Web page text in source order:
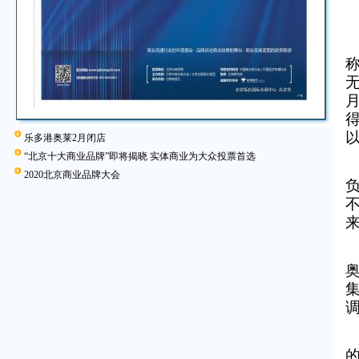
乐多港奥莱2月闭店
“北京十大商业品牌”即将揭晓 实体商业为大众投票首选
2020北京商业品牌大会